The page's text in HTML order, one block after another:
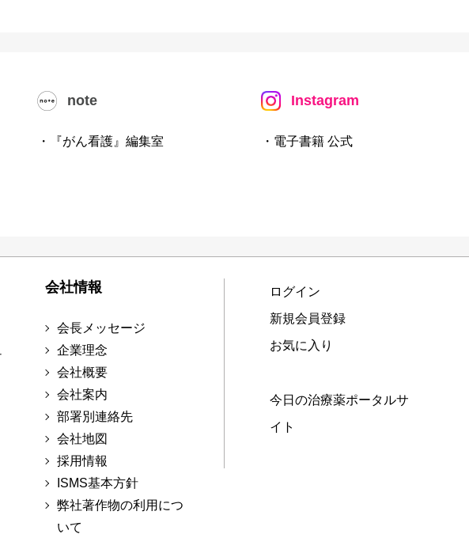
note
・『がん看護』編集室
Instagram
・電子書籍 公式
会社情報
会長メッセージ
企業理念
会社概要
会社案内
部署別連絡先
会社地図
採用情報
ISMS基本方針
弊社著作物の利用につ
いて
ログイン
新規会員登録
お気に入り
今日の治療薬ポータルサ
イト